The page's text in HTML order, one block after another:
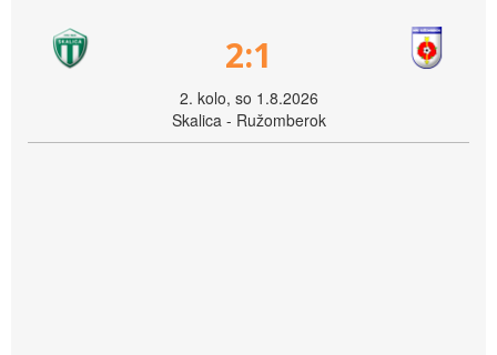
2:1
2. kolo, so 1.8.2026
Skalica - Ružomberok